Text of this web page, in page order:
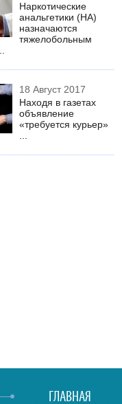
Наркотические
анальгетики (НА)
назначаются
тяжелобольным
18 Август 2017
Находя в газетах
объявление
«требуется курьер»
ГЛАВНАЯ